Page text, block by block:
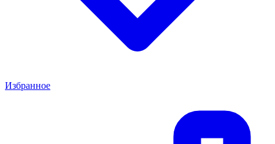
Избранное